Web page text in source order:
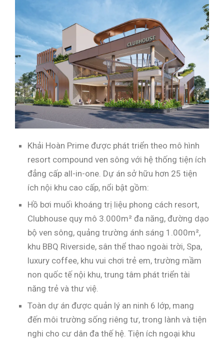
Khải Hoàn Prime được phát triển theo mô hình
resort compound ven sông với hệ thống tiện ích
đẳng cấp all-in-one. Dự án sở hữu hơn 25 tiện
ích nội khu cao cấp, nổi bật gồm:
Hồ bơi muối khoáng trị liệu phong cách resort,
Clubhouse quy mô 3.000m² đa năng, đường dạo
bộ ven sông, quảng trường ánh sáng 1.000m²,
khu BBQ Riverside, sân thể thao ngoài trời, Spa,
luxury coffee, khu vui chơi trẻ em, trường mầm
non quốc tế nội khu, trung tâm phát triển tài
năng trẻ và thư việ.
Toàn dự án được quản lý an ninh 6 lớp, mang
đến môi trường sống riêng tư, trong lành và tiện
nghi cho cư dân đa thế hệ. Tiện ích ngoại khu